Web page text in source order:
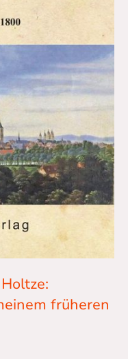
früheren